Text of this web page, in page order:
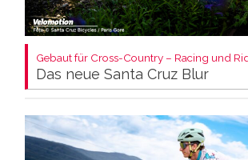
Gebaut für Cross-Country – Racing und
Das neue Santa Cruz Blur